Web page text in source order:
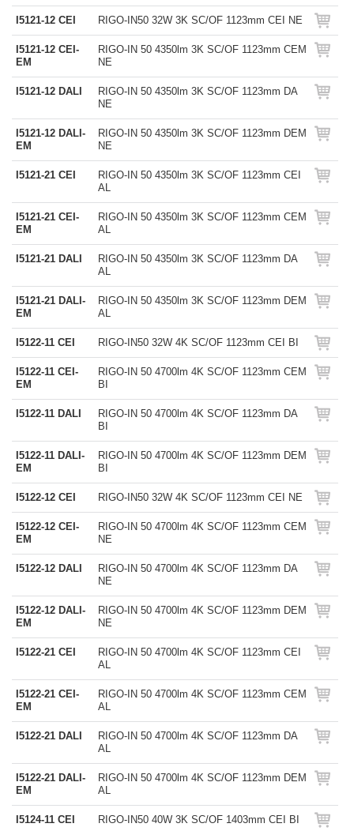
I5121-12 CEI RIGO-IN50 32W 3K SC/OF 1123mm CEI NE
I5121-12 CEI-
EM
RIGO-IN 50 4350lm 3K SC/OF 1123mm CEM
NE
I5121-12 DALI
RIGO-IN 50 4350lm 3K SC/OF 1123mm DA
NE
I5121-12 DALI-
EM
RIGO-IN 50 4350lm 3K SC/OF 1123mm DEM
NE
I5121-21 CEI
RIGO-IN 50 4350lm 3K SC/OF 1123mm CEI
AL
I5121-21 CEI-
EM
RIGO-IN 50 4350lm 3K SC/OF 1123mm CEM
AL
I5121-21 DALI
RIGO-IN 50 4350lm 3K SC/OF 1123mm DA
AL
I5121-21 DALI-
EM
RIGO-IN 50 4350lm 3K SC/OF 1123mm DEM
AL
I5122-11 CEI RIGO-IN50 32W 4K SC/OF 1123mm CEI BI
I5122-11 CEI-
EM
RIGO-IN 50 4700lm 4K SC/OF 1123mm CEM
BI
I5122-11 DALI
RIGO-IN 50 4700lm 4K SC/OF 1123mm DA
BI
I5122-11 DALI-
EM
RIGO-IN 50 4700lm 4K SC/OF 1123mm DEM
BI
I5122-12 CEI RIGO-IN50 32W 4K SC/OF 1123mm CEI NE
I5122-12 CEI-
EM
RIGO-IN 50 4700lm 4K SC/OF 1123mm CEM
NE
I5122-12 DALI
RIGO-IN 50 4700lm 4K SC/OF 1123mm DA
NE
I5122-12 DALI-
EM
RIGO-IN 50 4700lm 4K SC/OF 1123mm DEM
NE
I5122-21 CEI
RIGO-IN 50 4700lm 4K SC/OF 1123mm CEI
AL
I5122-21 CEI-
EM
RIGO-IN 50 4700lm 4K SC/OF 1123mm CEM
AL
I5122-21 DALI
RIGO-IN 50 4700lm 4K SC/OF 1123mm DA
AL
I5122-21 DALI-
EM
RIGO-IN 50 4700lm 4K SC/OF 1123mm DEM
AL
I5124-11 CEI RIGO-IN50 40W 3K SC/OF 1403mm CEI BI